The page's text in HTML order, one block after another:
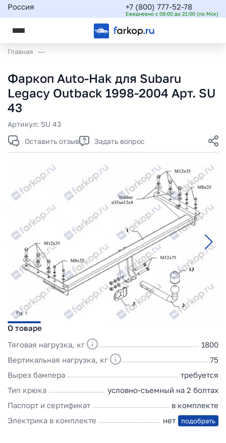
Россия +7 (800) 777-52-78
Ежедневно с 09:00 до 21:00 (по Мск)
Главная
Фаркоп Auto-Hak для Subaru
Legacy Outback 1998-2004 Арт. SU
43
Артикул: SU 43
Оставить отзыв
Задать вопрос
О товаре
Тяговая нагрузка, кг
1800
Вертикальная нагрузка, кг
75
Вырез бампера
требуется
Тип крюка
условно-съемный на 2 болтах
Паспорт и сертификат
в комплекте
Электрика в комплекте
нет подобрать